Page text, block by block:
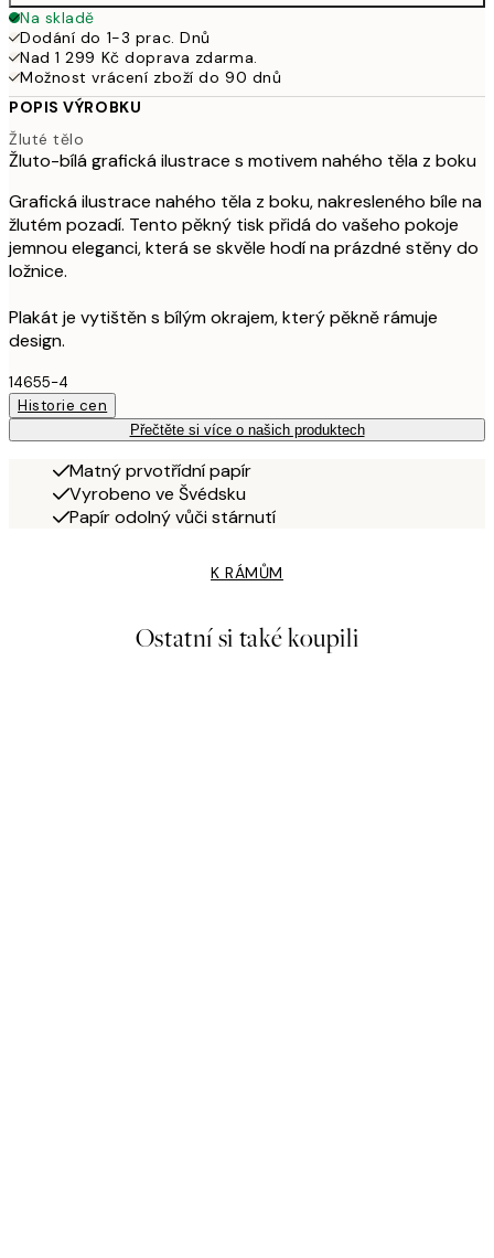
Na skladě
Dodání do 1-3 prac. Dnů
Nad 1 299 Kč doprava zdarma.
Možnost vrácení zboží do 90 dnů
POPIS VÝROBKU
Žluté tělo
Žluto-bílá grafická ilustrace s motivem nahého těla z boku
Grafická ilustrace nahého těla z boku, nakresleného bíle na
žlutém pozadí. Tento pěkný tisk přidá do vašeho pokoje
jemnou eleganci, která se skvěle hodí na prázdné stěny do
ložnice.
Plakát je vytištěn s bílým okrajem, který pěkně rámuje
design.
14655-4
Historie cen
Přečtěte si více o našich produktech
Matný prvotřídní papír
Vyrobeno ve Švédsku
Papír odolný vůči stárnutí
K RÁMŮM
Ostatní si také koupili